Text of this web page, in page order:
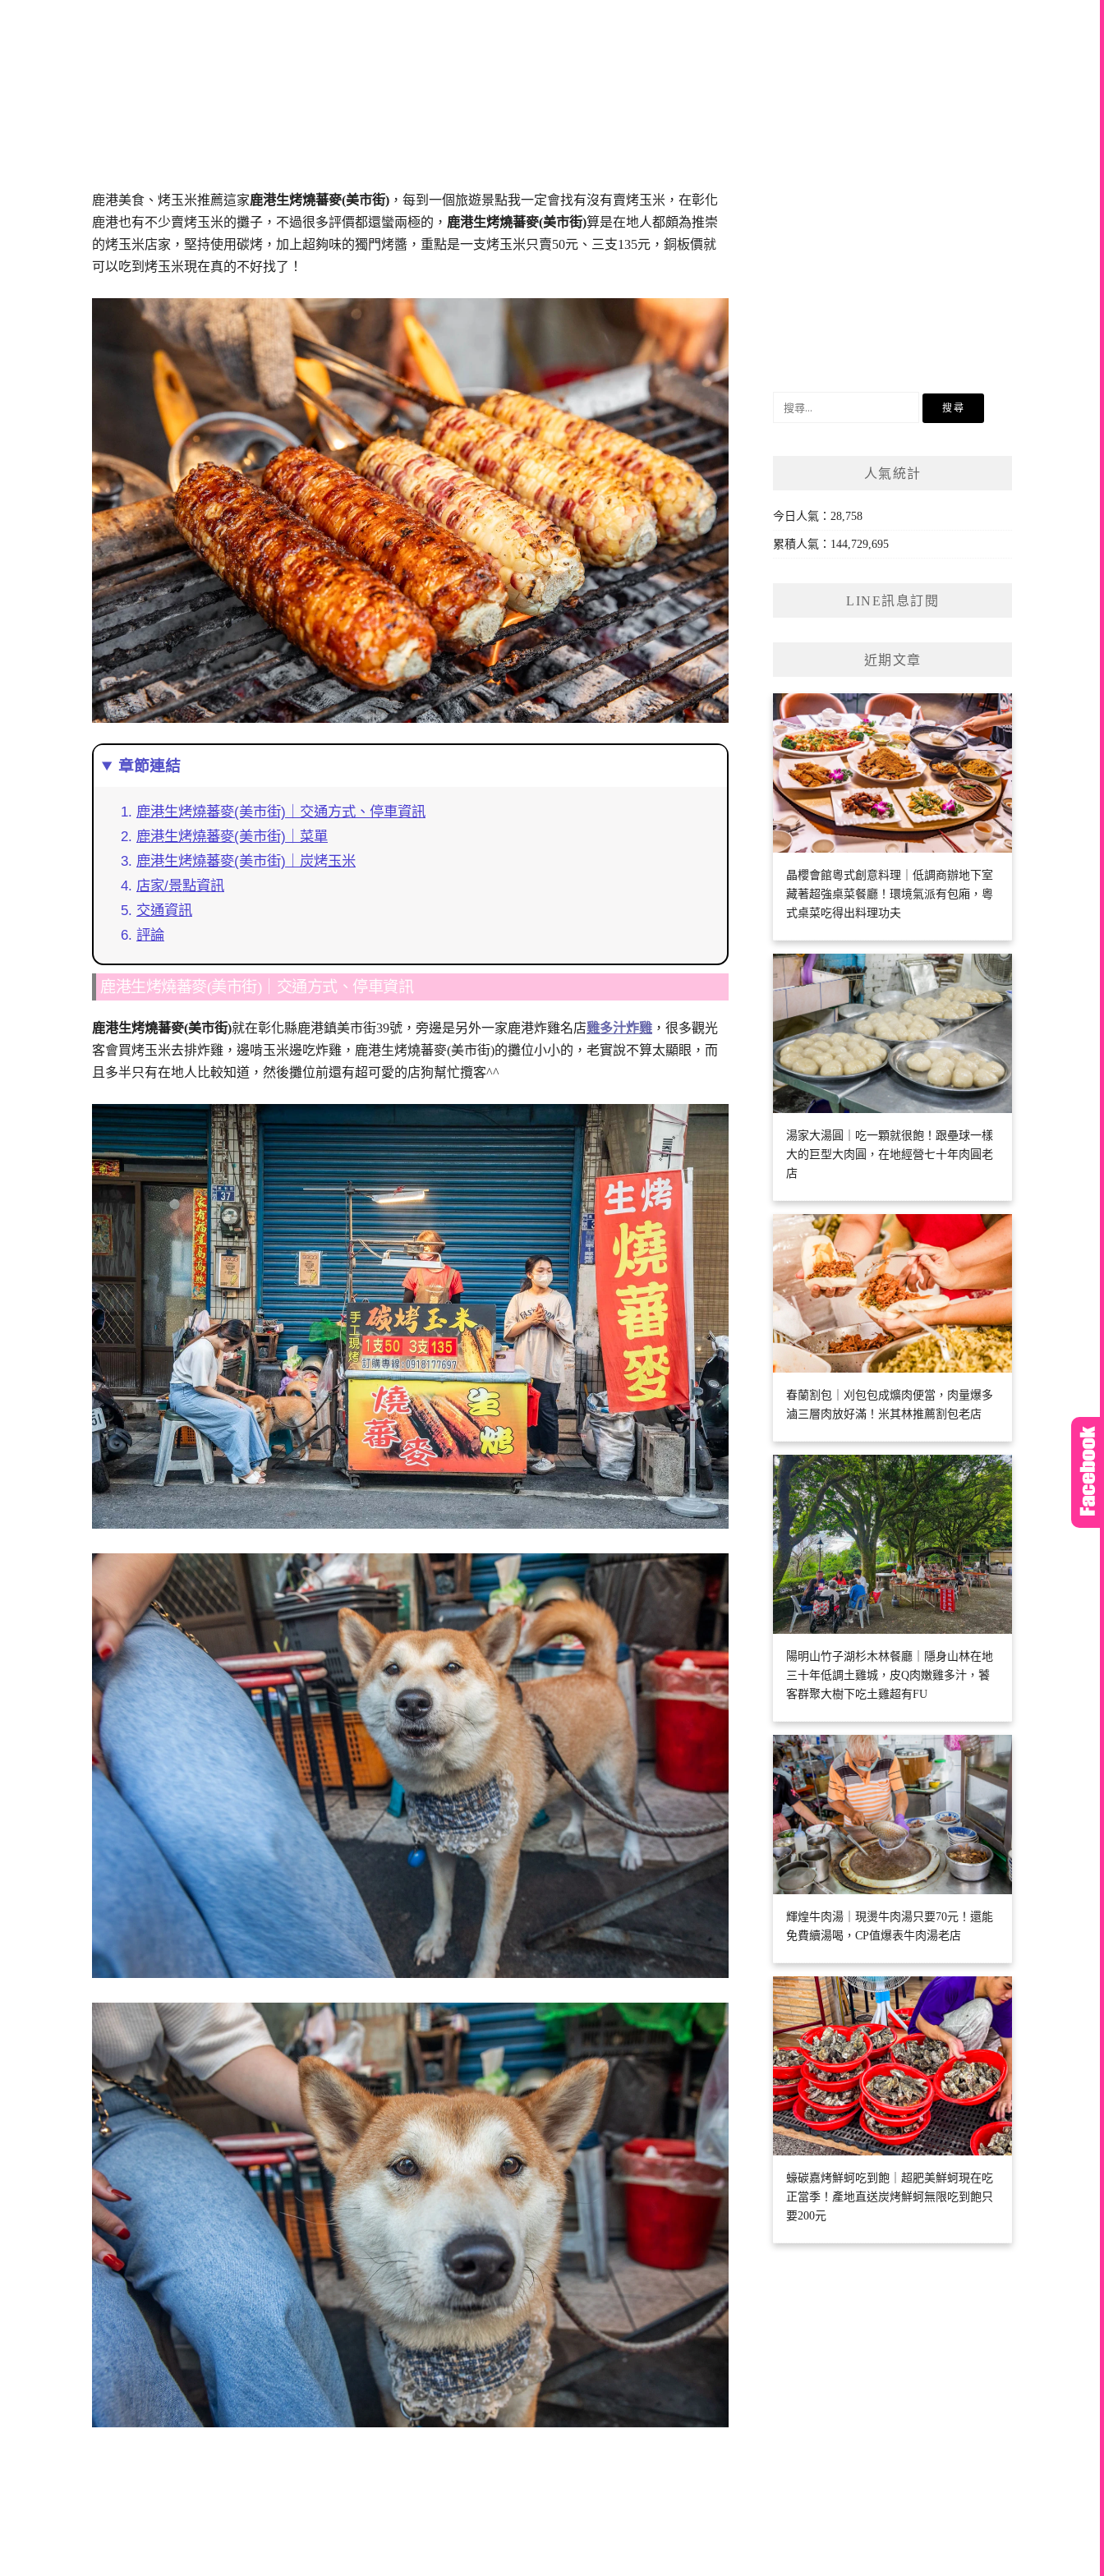
鹿港美食、烤玉米推薦這家鹿港生烤燒蕃麥(美市街) ，每到一個旅遊景點我一定會找有沒有賣烤玉米，在彰化
鹿港也有不少賣烤玉米的攤子，不過很多評價都還蠻兩極的， 鹿港生烤燒蕃麥(美市街)算是在地人都頗為推崇
的烤玉米店家，堅持使用碳烤，加上超夠味的獨門烤醬，重點是一支烤玉米只賣50元、三支135元，銅板價就
可以吃到烤玉米現在真的不好找了！
章節連結
鹿港生烤燒蕃麥(美市街)｜交通方式、停車資訊
鹿港生烤燒蕃麥(美市街)｜菜單
鹿港生烤燒蕃麥(美市街)｜炭烤玉米
店家/景點資訊
交通資訊
評論
鹿港生烤燒蕃麥(美市街)｜交通方式、停車資訊
鹿港生烤燒蕃麥(美市街)就在彰化縣鹿港鎮美市街39號，旁邊是另外一家鹿港炸雞名店雞多汁炸雞 ，很多觀光
客會買烤玉米去排炸雞，邊啃玉米邊吃炸雞，鹿港生烤燒蕃麥(美市街)的攤位小小的，老實說不算太顯眼，而
且多半只有在地人比較知道，然後攤位前還有超可愛的店狗幫忙攬客^^
人氣統計
今日人氣：28,758
累積人氣：144,729,695
LINE訊息訂閱
近期文章
晶櫻會館粵式創意料理｜低調商辦地下室
藏著超強桌菜餐廳！環境氣派有包廂，粵
式桌菜吃得出料理功夫
湯家大湯圓｜吃一顆就很飽！跟壘球一樣
大的巨型大肉圓，在地經營七十年肉圓老
店
春蘭割包｜刈包包成爌肉便當，肉量爆多
滷三層肉放好滿！米其林推薦割包老店
陽明山竹子湖杉木林餐廳｜隱身山林在地
三十年低調土雞城，皮Q肉嫩雞多汁，饕
客群聚大樹下吃土雞超有FU
輝煌牛肉湯｜現燙牛肉湯只要70元！還能
免費續湯喝，CP值爆表牛肉湯老店
蠔碳嘉烤鮮蚵吃到飽｜超肥美鮮蚵現在吃
正當季！產地直送炭烤鮮蚵無限吃到飽只
要200元